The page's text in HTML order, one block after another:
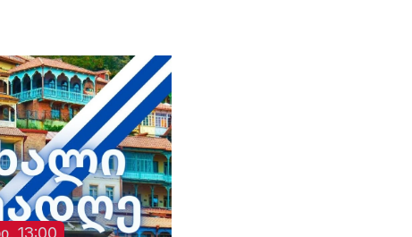
დაწყებული მოკვლევის
შესახებ, სამხედრო
ჰოსპიტალში კომენტარი
არც ამჯერად გააკეთეს
13:00